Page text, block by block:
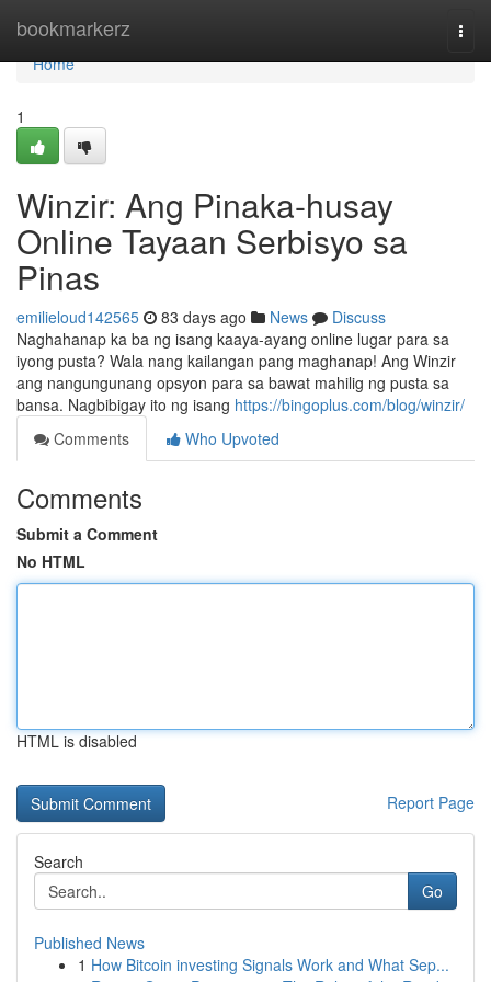
bookmarkerz
Home
Home
1
Winzir: Ang Pinaka-husay
Online Tayaan Serbisyo sa
Pinas
emilieloud142565 83 days ago News
Discuss
Naghahanap ka ba ng isang kaaya-ayang online lugar para sa
iyong pusta? Wala nang kailangan pang maghanap! Ang Winzir
ang nangungunang opsyon para sa bawat mahilig ng pusta sa
bansa. Nagbibigay ito ng isang https://bingoplus.com/blog/winzir/
Comments
Who Upvoted
Comments
Submit a Comment
No HTML
HTML is disabled
Report Page
Search
Go
Published News
1 How Bitcoin investing Signals Work and What Sep...